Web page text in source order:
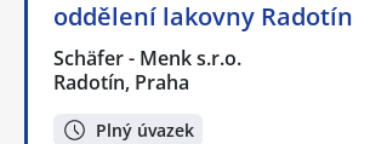
oddělení lakovny Radotín
Schäfer - Menk s.r.o.
Radotín, Praha
Plný úvazek